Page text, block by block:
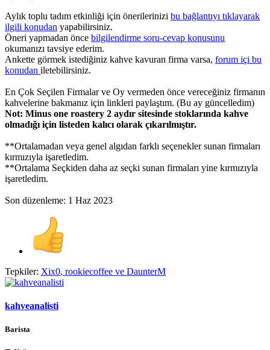
Aylık toplu tadım etkinliği için önerilerinizi bu bağlantıyı tıklayarak
ilgili konudan yapabilirsiniz.
Öneri yapmadan önce bilgilendirme soru-cevap konusunu
okumanızı tavsiye ederim.
Ankette görmek istediğiniz kahve kavuran firma varsa, forum içi bu
konudan iletebilirsiniz.
En Çok Seçilen Firmalar ve Oy vermeden önce vereceğiniz firmanın
kahvelerine bakmanız için linkleri paylaştım. (Bu ay güncelledim)
Not: Minus one roastery 2 aydır sitesinde stoklarında kahve
olmadığı için listeden kalıcı olarak çıkarılmıştır.
**Ortalamadan veya genel algıdan farklı seçenekler sunan firmaları
kırmızıyla işaretledim.
**Ortalama Seçkiden daha az seçki sunan firmaları yine kırmızıyla
işaretledim.
Son düzenleme: 1 Haz 2023
Tepkiler: Xix0, rookiecoffee ve DaunterM
kahveanalisti
Barista